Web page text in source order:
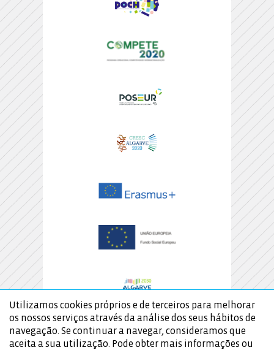
Utilizamos cookies próprios e de terceiros para melhorar
os nossos serviços através da análise dos seus hábitos de
navegação. Se continuar a navegar, consideramos que
aceita a sua utilização. Pode obter mais informações ou